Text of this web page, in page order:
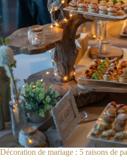
Décoration de mariage : 5 raisons de